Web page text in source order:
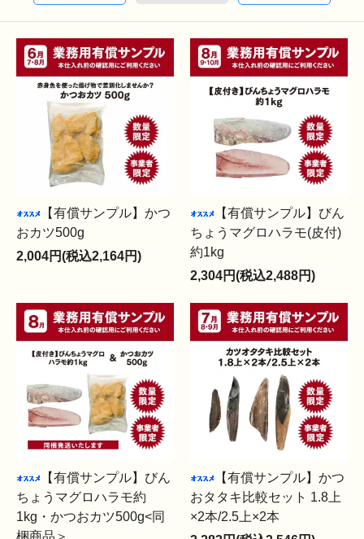
【有償サンプル】かつ
おカツ500g
2,004円(税込2,164円)
【有償サンプル】びん
ちょうマグロハラモ(皮付)
約1kg
2,304円(税込2,488円)
【有償サンプル】びん
ちょうマグロハラモ約
1kg・かつおカツ500g<同
【有償サンプル】かつ
おタタキ比較セット 1.8上
×2本/2.5上×2本